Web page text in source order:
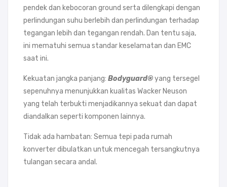
pendek dan kebocoran ground serta dilengkapi dengan
perlindungan suhu berlebih dan perlindungan terhadap
tegangan lebih dan tegangan rendah. Dan tentu saja,
ini mematuhi semua standar keselamatan dan EMC
saat ini.
Kekuatan jangka panjang: Bodyguard®yang tersegel
sepenuhnya menunjukkan kualitas Wacker Neuson
yang telah terbukti menjadikannya sekuat dan dapat
diandalkan seperti komponen lainnya.
Tidak ada hambatan: Semua tepi pada rumah
konverter dibulatkan untuk mencegah tersangkutnya
tulangan secara andal.